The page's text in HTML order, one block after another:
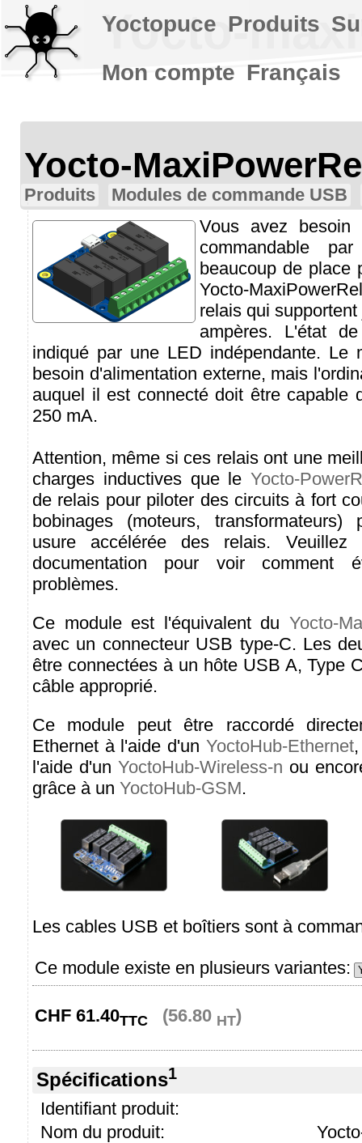
Yocto-
Yocto-
Produits
Modules de commande USB
Vous avez besoin
commandable
beaucoup de place
Yocto-
relais qui
ampères. L'état
indiqué par une LED indépendante. Le
besoin d'alimentation externe, mais
auquel il est connecté doit être capable
250 mA.
Attention, même si ces relais ont une
charges inductives que leYocto-
de relais pour piloter des circuits à fort
bobinages (moteurs,
usure accélérée des relais.
documentation pour voir
problèmes.
Ce module est l'équivalent du Yocto-
avec un connecteur USB type-C. Les
être connectées à un hôte USB A, Type
câble approprié.
Ce module peut être raccordé
Ethernet à l'aide d'un YoctoHub-Ethernet
l'aide d'un YoctoHub-Wireless-n ou
grâce à un YoctoHub-GSM.
Les cables USB et boîtiers sont à
Ce module existe en plusieurs variantes:
CHF 61.40TTC (56.80 HT)
Spécifications1
Identifiant produit:
Nom du produit:
Yoctopuce Produits
Mon compte Français